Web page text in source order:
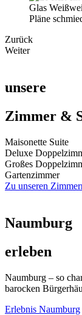
Zurück
Weiter
unsere
Zimmer &
Maisonette Suite
Deluxe
Großes
Gartenzimmer
Zu unseren
Naumburg
erleben
Naumburg – so
barocken
Erlebnis Naumburg